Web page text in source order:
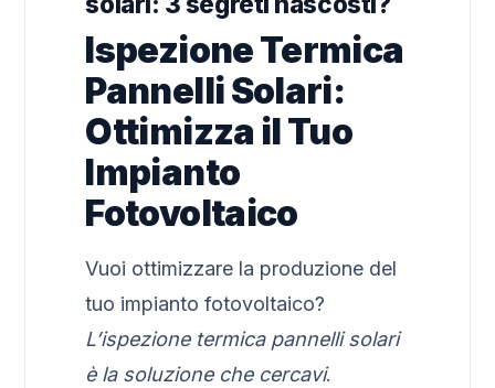
Ispezione Termica
Pannelli Solari:
Ottimizza il Tuo
Impianto
Fotovoltaico
Vuoi ottimizzare la produzione del
tuo impianto fotovoltaico?
L’ispezione termica pannelli solari
è la soluzione che cercavi.